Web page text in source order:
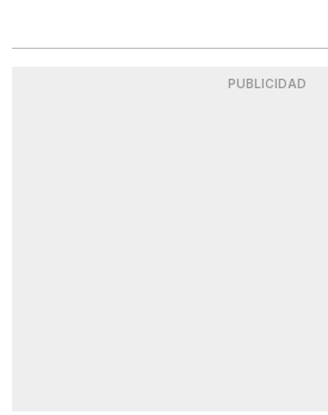
PUBLICIDAD